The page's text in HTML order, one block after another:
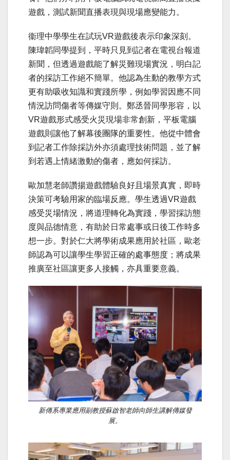
遊戲，測試新聞直播表現與現場應變能力。
衞理中學學生在試玩VR遊戲後表示印象深刻。
陳瑋韜同學提到，平時只見到記者在電視台報道
新聞，但透過遊戲能了解災難現場實況，明白記
者的採訪工作絕不簡單。他認為生動的教學方式
更有助吸收知識和實踐所學，例如學習因應不同
情況訪問傷者等傳媒守則。鄭丞晉同學形容，以
VR遊戲形式感受火災現場非常創新，平板電腦
遊戲則讓他了解幕後團隊的重要性。他從中體會
到記者工作除採訪外亦須處理技術問題，並了解
到若遇上情緒激動的傷者，應如何採訪。
歐加慧老師讚揚遊戲體驗良好且場景真實，即時
決策可考驗用家的臨場反應。學生透過VR遊戲
感受災場情況，將道理轉化為實踐，學習採訪態
度與品德情意，有助於日常處事或日後工作時多
想一步。對於仁大將學術成果應用於社區，歐老
師認為可以讓學生學習正確的處事態度；將成果
推廣至社區讓更多人接觸，亦具重要意義。
新傳系專業應用副教授蘇啟智老師向師生講解傳媒發
展。